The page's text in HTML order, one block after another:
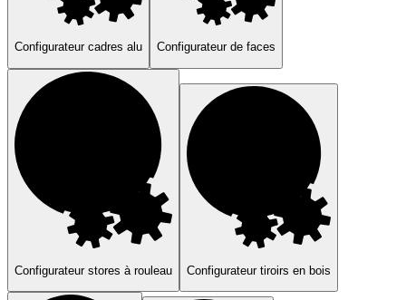
Configurateur cadres alu Configurateur de faces
Configurateur stores à rouleau Configurateur tiroirs en bois